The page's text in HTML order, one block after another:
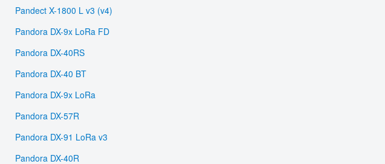
Pandect X-1800 L v3 (v4)
Pandora DX-9x LoRa FD
Pandora DX-40RS
Pandora DX-40 BT
Pandora DX-9x LoRa
Pandora DX-57R
Pandora DX-91 LoRa v3
Pandora DX-40R